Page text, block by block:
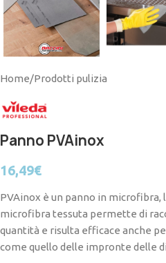
Home/Prodotti pulizia
Panno PVAinox
16,49€
PVAinox è un panno in microfibra,
microfibra tessuta permette di
quantità e risulta efficace anche
come quello delle impronte delle